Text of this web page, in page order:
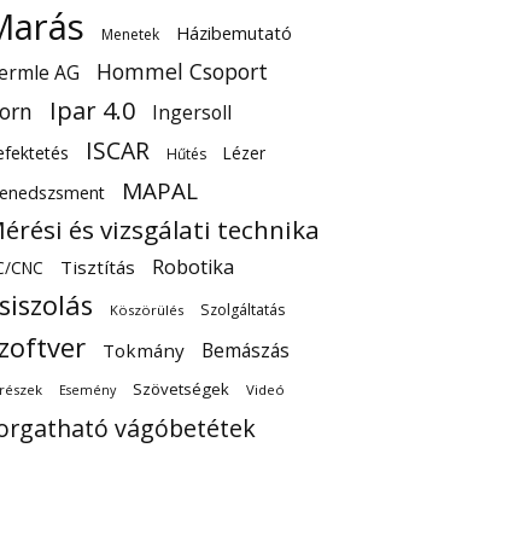
Menetek Házibemutató
AG
Hommel Csoport
Ipar 4.0 Ingersoll
ISCAR Hűtés
Lézer
MAPAL
és vizsgálati technika
CNC Tisztítás Robotika
Köszörülés Szolgáltatás
Tokmány Bemászás
Esemény Szövetségek Videó
vágóbetétek